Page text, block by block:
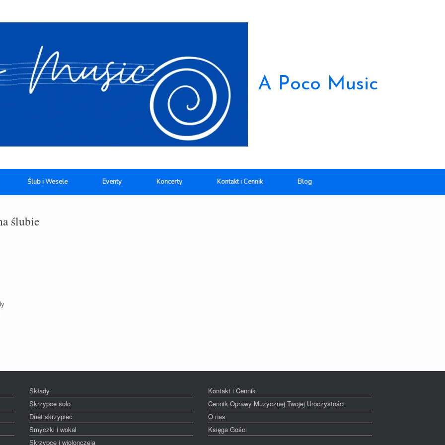
A Poco Music
Ślub i Wesele Eventy Koncerty Kontakt i Cennik Blog
ślubie
Składy
Skrzypce solo
Duet skrzypiec
Smyczki i wokal
Skrzypce i wiolonczela
Kontakt i Cennik
Cennik Oprawy Muzycznej Twojej Uroczystości
O nas
Księga Gości